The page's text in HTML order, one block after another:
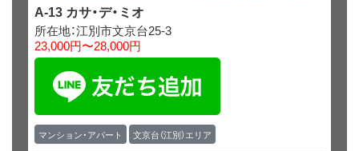
A-13 カサ・デ・ミオ
所在地：江別市文京台25-3
23,000円〜28,000円
マンション・アパート 文京台（江別）エリア